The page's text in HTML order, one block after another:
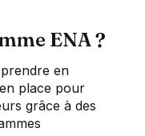
ENA ?
en
place pour
grâce à des